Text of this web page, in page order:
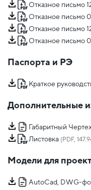
Отказное письмо
Отказное письмо
Отказное письмо
Отказное письмо
Паспорта и РЭ
Краткое
Дополнительные
Габаритный
Листовка (PDF,
Модели для
AutoCad, DWG-